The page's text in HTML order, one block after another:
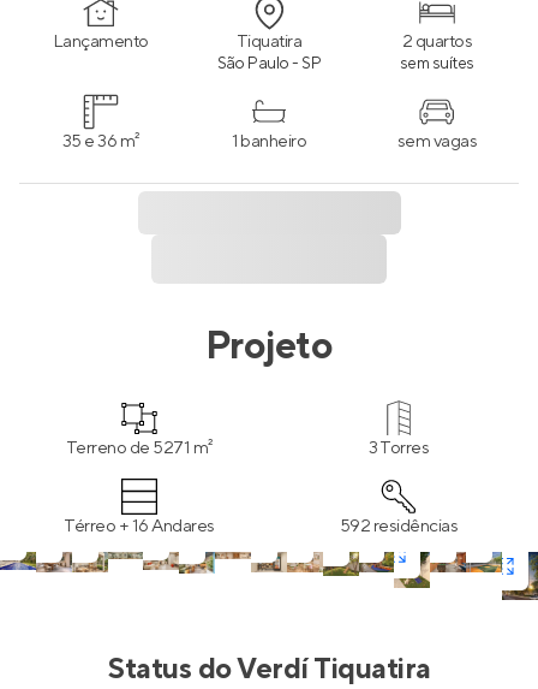
Lançamento Tiquatira
São Paulo - SP
2 quartos
sem suítes
35 e 36 m² 1 banheiro sem vagas
Projeto
Terreno de 5271 m² 3 Torres
Térreo + 16 Andares 592 residências
Status doVerdí Tiquatira